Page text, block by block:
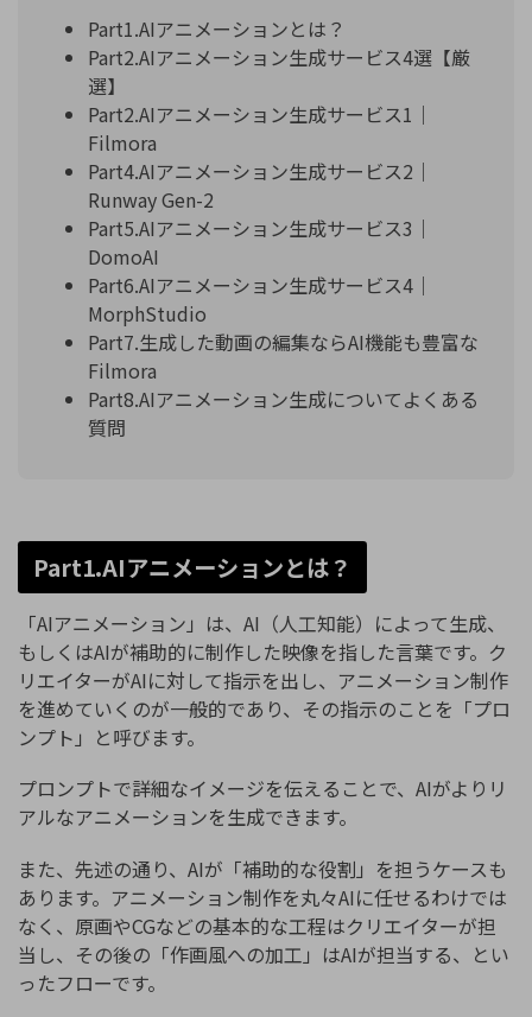
Part1.AIアニメーションとは？
Part2.AIアニメーション生成サービス4選【厳
選】
Part2.AIアニメーション生成サービス1｜
Filmora
Part4.AIアニメーション生成サービス2｜
Runway Gen-2
Part5.AIアニメーション生成サービス3｜
DomoAI
Part6.AIアニメーション生成サービス4｜
MorphStudio
Part7.生成した動画の編集ならAI機能も豊富な
Filmora
Part8.AIアニメーション生成についてよくある
質問
Part1.AIアニメーションとは？
「AIアニメーション」は、AI（人工知能）によって生成、
もしくはAIが補助的に制作した映像を指した言葉です。ク
リエイターがAIに対して指示を出し、アニメーション制作
を進めていくのが一般的であり、その指示のことを「プロ
ンプト」と呼びます。
プロンプトで詳細なイメージを伝えることで、AIがよりリ
アルなアニメーションを生成できます。
また、先述の通り、AIが「補助的な役割」を担うケースも
あります。アニメーション制作を丸々AIに任せるわけでは
なく、原画やCGなどの基本的な工程はクリエイターが担
当し、その後の「作画風への加工」はAIが担当する、とい
ったフローです。